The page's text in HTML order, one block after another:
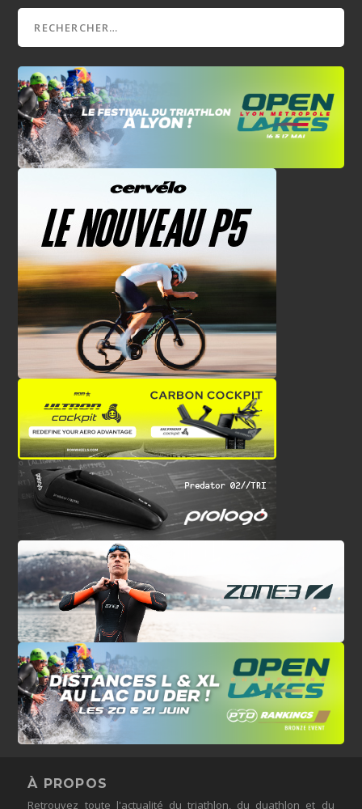
À PROPOS
Retrouvez toute l'actualité du triathlon, du duathlon et du